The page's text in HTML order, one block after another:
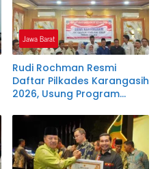
Jawa Barat
Rudi Rochman Resmi
Daftar Pilkades Karangasih
2026, Usung Program
Pendidikan, dan
Kesejahteraan Guru Ngaji